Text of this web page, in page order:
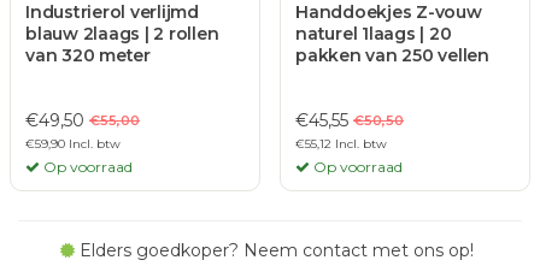
Industrierol verlijmd
blauw 2laags | 2 rollen
van 320 meter
€49,50 €55,00
€59,90 Incl. btw
Op voorraad
Handdoekjes Z-vouw
naturel 1laags | 20
pakken van 250 vellen
€45,55 €50,50
€55,12 Incl. btw
Op voorraad
Elders goedkoper? Neem contact met ons op!